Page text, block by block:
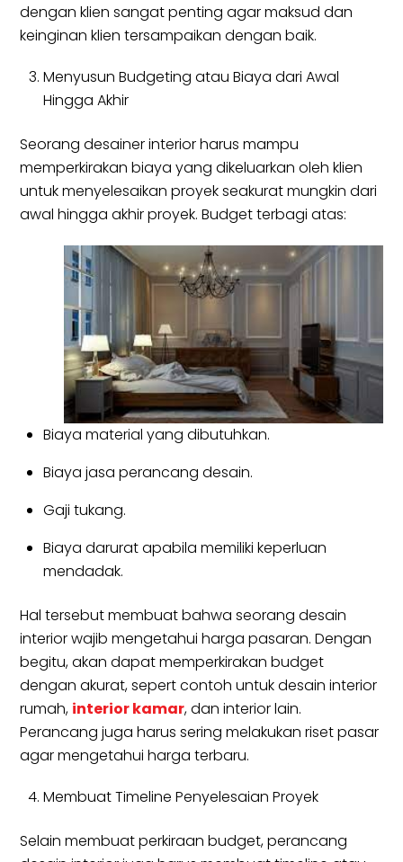
dengan klien sangat penting agar maksud dan
keinginan klien tersampaikan dengan baik.
Menyusun Budgeting atau Biaya dari Awal
Hingga Akhir
Seorang desainer interior harus mampu
memperkirakan biaya yang dikeluarkan oleh klien
untuk menyelesaikan proyek seakurat mungkin dari
awal hingga akhir proyek. Budget terbagi atas:
Biaya material yang dibutuhkan.
Biaya jasa perancang desain.
Gaji tukang.
Biaya darurat apabila memiliki keperluan
mendadak.
Hal tersebut membuat bahwa seorang desain
interior wajib mengetahui harga pasaran. Dengan
begitu, akan dapat memperkirakan budget
dengan akurat, sepert contoh untuk desain interior
rumah, interior kamar, dan interior lain.
Perancang juga harus sering melakukan riset pasar
agar mengetahui harga terbaru.
Membuat Timeline Penyelesaian Proyek
Selain membuat perkiraan budget, perancang